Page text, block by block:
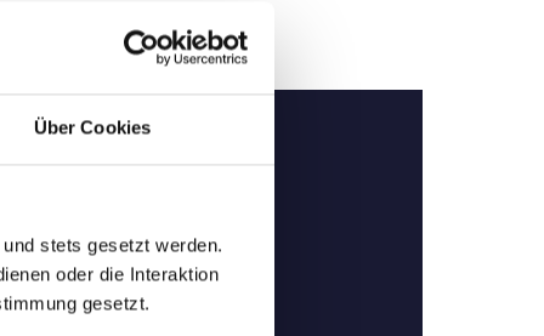
Über Cookies
stets gesetzt werden.
oder die Interaktion
gesetzt.
Bienen
und Spezialist im
für den Kauf bzw. Verkauf